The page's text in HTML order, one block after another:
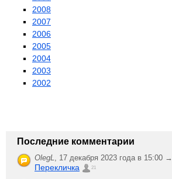
2008
2007
2006
2005
2004
2003
2002
Последние комментарии
OlegL, 17 декабря 2023 года в 15:00 →
Перекличка 21